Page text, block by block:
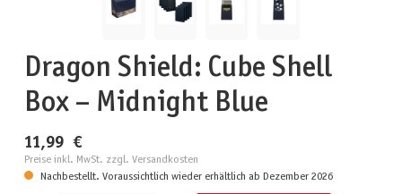
Dragon Shield: Cube Shell
Box – Midnight Blue
11,99 €
Preise inkl. MwSt. zzgl. Versandkosten
Nachbestellt. Voraussichtlich wieder erhältlich ab Dezember 2026